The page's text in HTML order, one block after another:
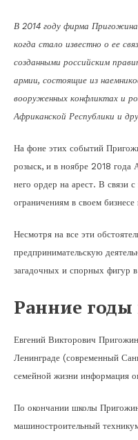
В 2014 году фирма
когда стало известно о ее
созданными российским
армии, состоящие из
вооруженных конфликтах и
Африканской Республики и
На фоне этих событий
розыск, и в ноябре 2018 года
него ордер на арест. В связи
ограничениям в своем
Несмотря на все эти
предпринимательскую
загадочных и спорных фигур
Ранние годы
Евгений Викторович
Ленинграде (современный
семейной жизни информация
По окончании школы
машиностроительный